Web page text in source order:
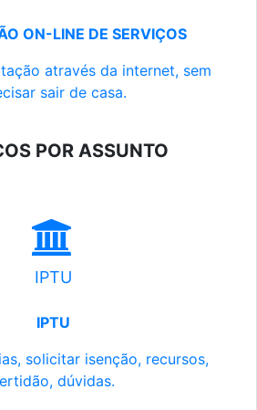
ON-LINE DE SERVIÇOS
através da internet, sem
sair de casa.
POR ASSUNTO
IPTU
IPTU
solicitar isenção, recursos,
dúvidas.